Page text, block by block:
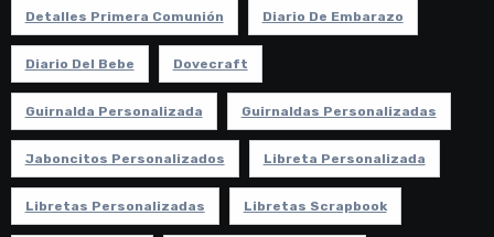
Detalles Primera Comunión Diario De Embarazo
Diario Del Bebe Dovecraft
Guirnalda Personalizada Guirnaldas Personalizadas
Jaboncitos Personalizados Libreta Personalizada
Libretas Personalizadas Libretas Scrapbook